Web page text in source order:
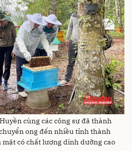
cùng các cộng sự đã thành
ong đến nhiều tỉnh thành
có chất lượng dinh dưỡng cao